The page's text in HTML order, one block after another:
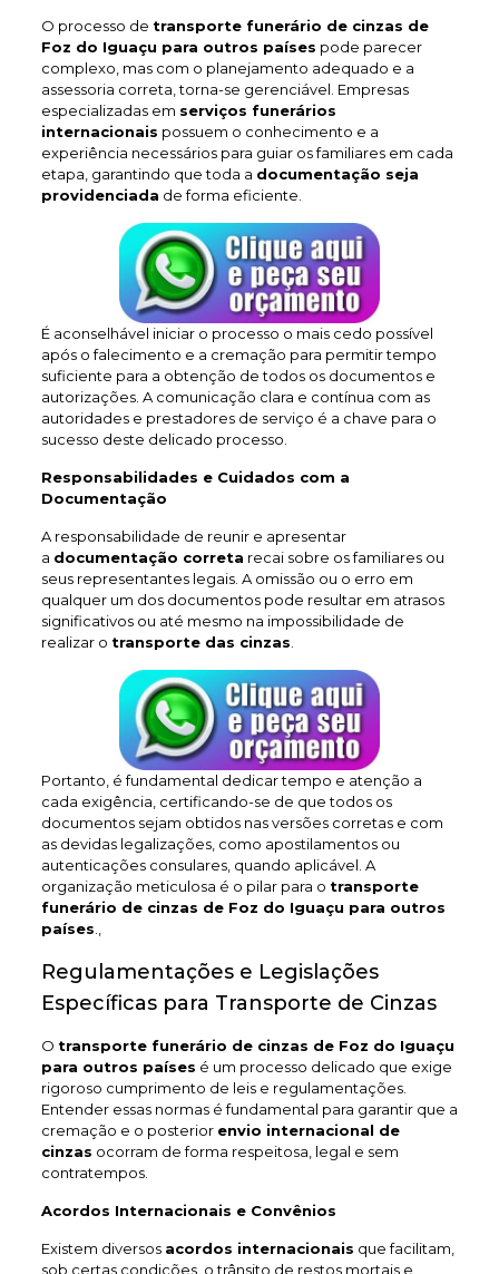
O processo de transporte funerário de cinzas de
Foz do Iguaçu para outros países pode parecer
complexo, mas com o planejamento adequado e a
assessoria correta, torna-se gerenciável. Empresas
especializadas em serviços funerários
internacionais possuem o conhecimento e a
experiência necessários para guiar os familiares em cada
etapa, garantindo que toda a documentação seja
providenciada de forma eficiente.
É aconselhável iniciar o processo o mais cedo possível
após o falecimento e a cremação para permitir tempo
suficiente para a obtenção de todos os documentos e
autorizações. A comunicação clara e contínua com as
autoridades e prestadores de serviço é a chave para o
sucesso deste delicado processo.
Responsabilidades e Cuidados com a
Documentação
A responsabilidade de reunir e apresentar
a documentação correta recai sobre os familiares ou
seus representantes legais. A omissão ou o erro em
qualquer um dos documentos pode resultar em atrasos
significativos ou até mesmo na impossibilidade de
realizar o transporte das cinzas
Portanto, é fundamental dedicar tempo e atenção a
cada exigência, certificando-se de que todos os
documentos sejam obtidos nas versões corretas e com
as devidas legalizações, como apostilamentos ou
autenticações consulares, quando aplicável. A
organização meticulosa é o pilar para o transporte
funerário de cinzas de Foz do Iguaçu para outros
países
Regulamentações e Legislações
Específicas para Transporte de Cinzas
O transporte funerário de cinzas de Foz do Iguaçu
para outros países é um processo delicado que exige
rigoroso cumprimento de leis e regulamentações.
Entender essas normas é fundamental para garantir que a
cremação e o posterior envio internacional de
cinzas ocorram de forma respeitosa, legal e sem
contratempos.
Acordos Internacionais e Convênios
Existem diversos acordos internacionais que facilitam,
sob certas condições, o trânsito de restos mortais e,